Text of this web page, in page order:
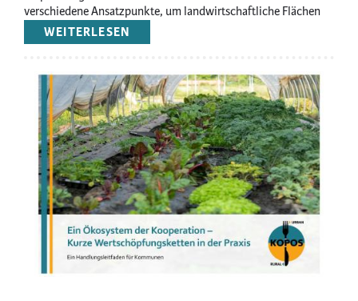
verschiedene Ansatzpunkte, um landwirtschaftliche Flächen
ggb. anderen Nutzungsansprüchen zu sichern.
WEITERLESEN
REGIONALE
UND
FLÄCHENENTWICKLUNG
ZUSAMMENDENKEN!
Image